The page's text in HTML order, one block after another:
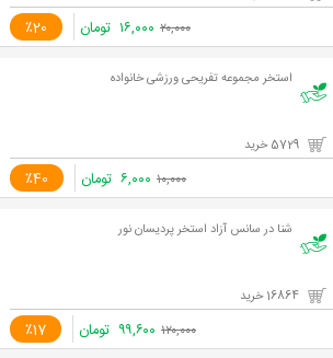
٪20 ۲۰,۰۰۰ ۱۶,۰۰۰ تومان
استخر مجموعه تفریحی ورزشی خانواده
٪40 ۱۰,۰۰۰ ۶,۰۰۰ تومان
شنا در سانس آزاد استخر پردیسان نور
٪17 ۱۲۰,۰۰۰ ۹۹,۶۰۰ تومان